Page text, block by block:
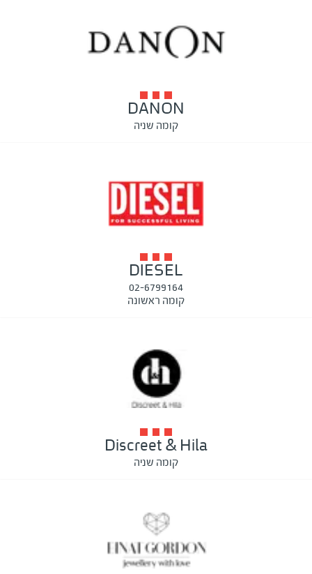
DANON
קומה שניה
DIESEL
02-6799164
קומה ראשונה
Discreet & Hila
קומה שניה